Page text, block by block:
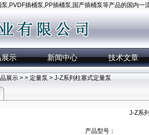
插桶泵,PP插桶泵,国产插桶泵等产品的国内一
示 新闻中心 技术文章
展示> > 定量泵 > J-Z系列柱塞式定量泵
J-Z系
产品型号：